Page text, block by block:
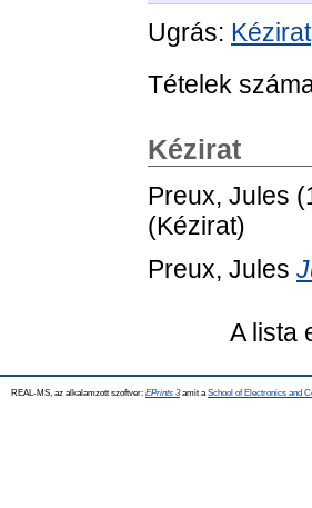
Ugrás: Kézirat
Tételek
Kézirat
Preux, Jules
(Kézirat)
Preux, Jules
A lista
REAL-MS, az alkalamzott szoftver: EPrints 3amit a School of Electronics and